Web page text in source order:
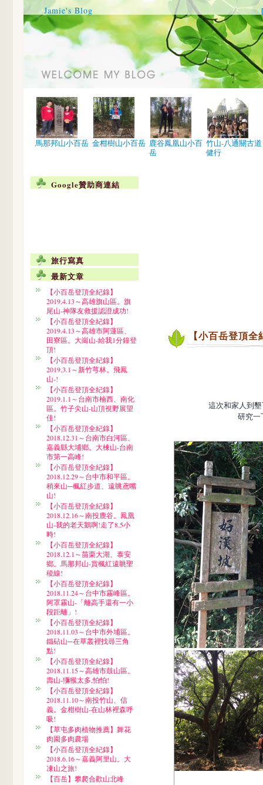
Jamie's Blog
馬那邦山小百岳 金柑樹山小百岳 鹿谷鳳凰山小百
岳
竹山-八通關古道
健行
Google贊助商連結
旅行寫真
最新文章
【小百岳登頂全紀錄】
2019.4.13～高雄旗山區。旗
尾山-神隊友救援認證成功!
【小百岳登頂全紀錄】
2019.4.13～高雄市阿蓮區、
田寮區。大崗山-給我1分鐘登
頂!
【小百岳登頂全紀錄】
2019.3.1～新竹芎林。飛鳳
山-!
【小百岳登頂全紀錄】
2019.1.1～台南市楠西、南化
區。竹子尖山-山頂視野展望
佳!
【小百岳登頂全紀錄】
2018.12.31～台南市白河區、
嘉義縣大埔鄉。大棟山-台南
市第一高峰!
【小百岳登頂全紀錄】
2018.12.29～台中市和平區。
稍來山─楓紅步道、遠眺鳶嘴
山!
【小百岳登頂全紀錄】
2018.12.16～南投鹿谷。鳳凰
山-我的老天鵝啊!走了8.5小
時!
【小百岳登頂全紀錄】
2018.12.1～苗栗大湖、泰安
鄉。馬那邦山-賞楓紅遠眺聖
稜線!
【小百岳登頂全紀錄】
2018.11.24～台中市霧峰區。
阿罩霧山-「離高手還有一小
段距離」!
【小百岳登頂全紀錄】
2018.11.03～台中市外埔區。
鐵砧山─在草叢裡找尋三角
點!
【小百岳登頂全紀錄】
2018.11.15～高雄市鼓山區。
壽山-獼猴太多,怕怕!
【小百岳登頂全紀錄】
2018.11.10～南投竹山、信
義。金柑樹山-在山林裡森呼
吸!
【草屯多肉植物推薦】舞花
肉園多肉農場
【小百岳登頂全紀錄】
2018.6.16～嘉義阿里山。大
凍山之旅!
【百岳】攀爬合歡山北峰
【小百岳登頂
這次和家人到
研究一